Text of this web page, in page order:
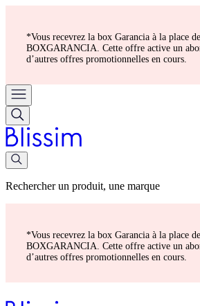
*Vous recevrez la box Garancia à la place
BOXGARANCIA. Cette offre active un
d’autres offres promotionnelles en cours.
Rechercher un produit, une marque
*Vous recevrez la box Garancia à la place
BOXGARANCIA. Cette offre active un
d’autres offres promotionnelles en cours.